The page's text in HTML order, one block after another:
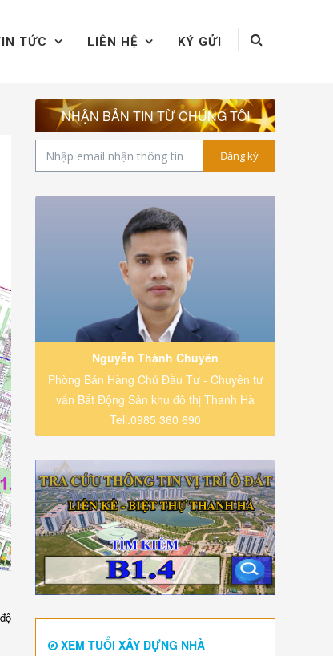
TỨC LIÊN HỆ KÝ GỬI
NHẬN BẢN TIN TỪ CHÚNG TÔI
Đăng ký
Nguyễn Thành Chuyên
Phòng Bán Hàng Chủ Đầu Tư - Chuyên tư
vấn Bất Động Sản khu đô thị Thanh Hà
Tell.0985 360 690
XEM TUỔI XÂY DỰNG NHÀ